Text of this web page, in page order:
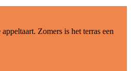
Zomers is het terras een